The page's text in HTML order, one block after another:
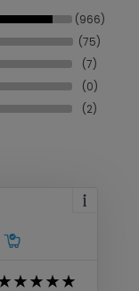
(966)
(75)
(7)
(0)
(2)